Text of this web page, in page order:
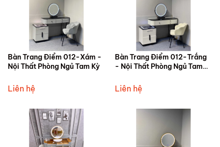
Bàn Trang Điểm 012-Xám -
Nội Thất Phòng Ngủ Tam Kỳ
Liên hệ
Bàn Trang Điểm 012-Trắng
- Nội Thất Phòng Ngủ Tam
Liên hệ